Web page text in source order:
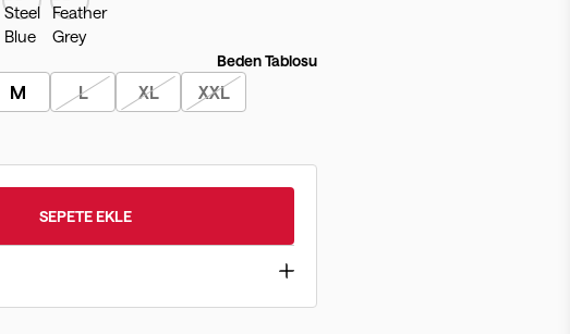
Beden Tablosu
M L XL XXL
SEPETE EKLE